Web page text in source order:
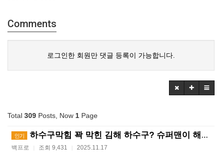
Comments
로그인한 회원만 댓글 등록이 가능합니다.
Total 309 Posts, Now 1 Page
인기 하수구막힘 꽉 막힌 김해 하수구? 슈퍼맨이 해결사! ?…
백프로 | 조회 9,431 | 2025.11.17